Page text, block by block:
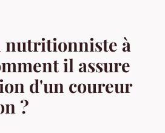
nutritionniste à
il assure
d'un coureur
?